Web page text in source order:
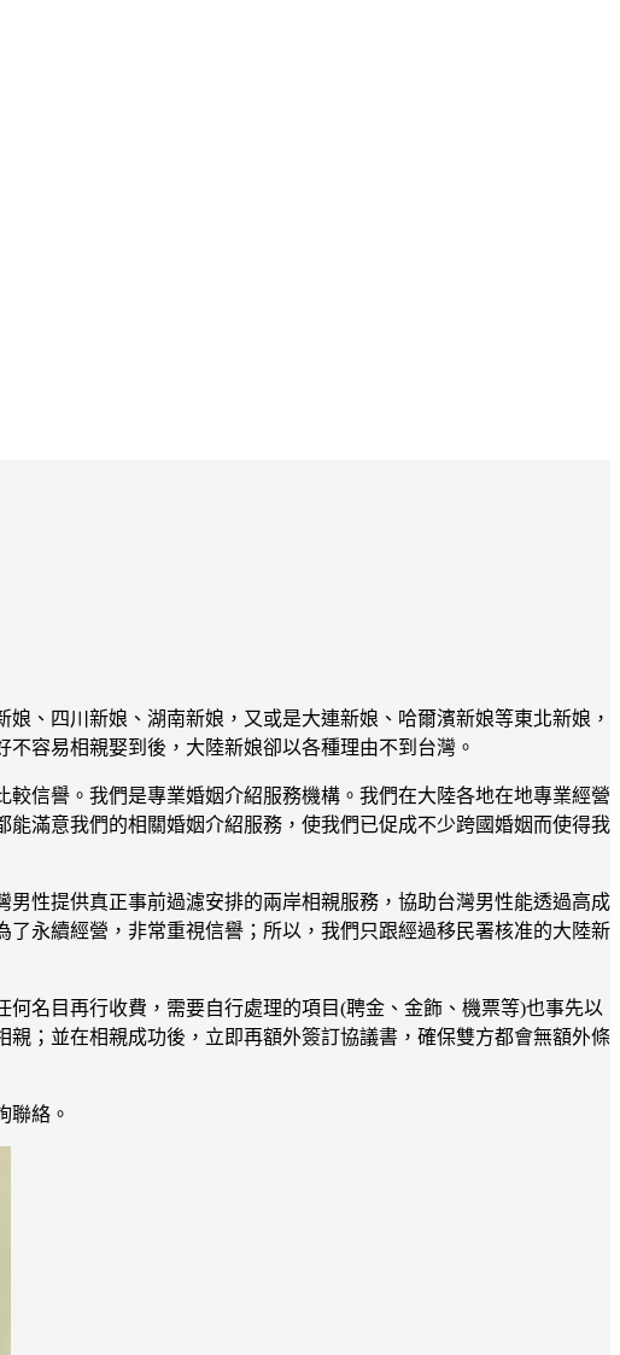
、四川新娘、湖南新娘，又或是大連新娘、哈爾濱新娘等東北新娘，
容易相親娶到後，大陸新娘卻以各種理由不到台灣。
信譽。我們是專業婚姻介紹服務機構。我們在大陸各地在地專業經營
滿意我們的相關婚姻介紹服務，使我們已促成不少跨國婚姻而使得我
性提供真正事前過濾安排的兩岸相親服務，協助台灣男性能透過高成
永續經營，非常重視信譽；所以，我們只跟經過移民署核准的大陸新
名目再行收費，需要自行處理的項目(聘金、金飾、機票等)也事先以
；並在相親成功後，立即再額外簽訂協議書，確保雙方都會無額外條
聯絡。